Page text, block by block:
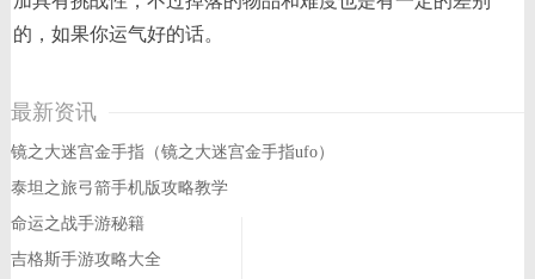
的，如果你运气好的话。
最新资讯
镜之大迷宫金手指（镜之大迷宫金手指ufo）
泰坦之旅弓箭手机版攻略教学
命运之战手游秘籍
吉格斯手游攻略大全